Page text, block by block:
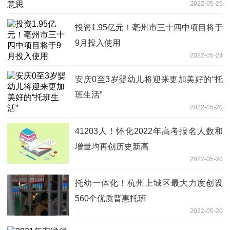
2022-05-26
投资1.95亿元！亳州市三十四中项目将于
9月投入使用
2022-05-24
安庆0至3岁婴幼儿将迎来更加美好的“托
班生活”
2022-05-20
41203人！怀化2022年高考报名人数和
增量均再创历史新高
2022-05-20
托幼一体化！杭州上城区最大力度创设
560个优质普惠托班
2022-05-20